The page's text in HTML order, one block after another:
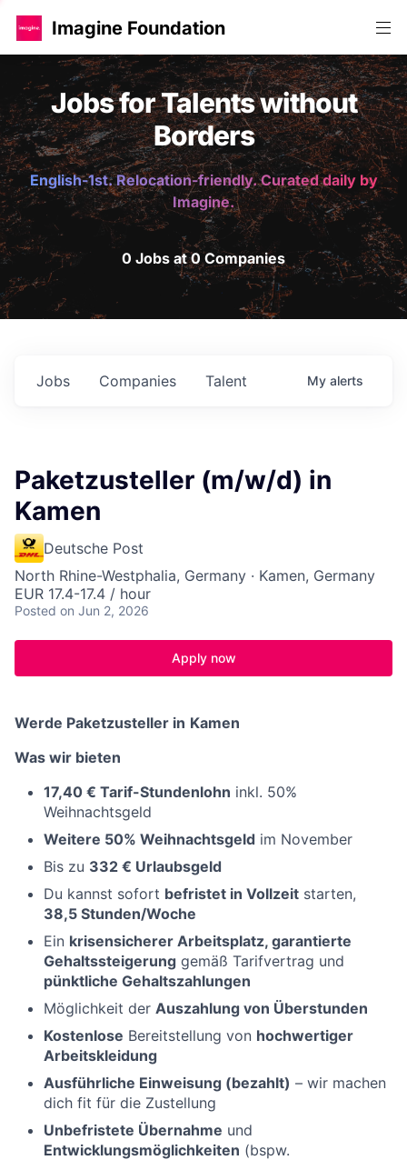
Imagine Foundation
Jobs for Talents without
Borders
English-1st. Relocation-friendly. Curated daily by
Imagine.
0 Jobs at 0 Companies
Jobs Companies Talent My alerts
Paketzusteller (m/w/d) in
Kamen
Deutsche Post
North Rhine-Westphalia, Germany · Kamen, Germany
EUR 17.4-17.4 / hour
Posted on Jun 2, 2026
Apply now
Werde Paketzusteller in Kamen
Was wir bieten
17,40 € Tarif-Stundenlohn inkl. 50%
Weihnachtsgeld
Weitere 50% Weihnachtsgeld im November
Bis zu 332 € Urlaubsgeld
Du kannst sofort befristet in Vollzeit starten,
38,5 Stunden/Woche
Ein krisensicherer Arbeitsplatz, garantierte
Gehaltssteigerung gemäß Tarifvertrag und
pünktliche Gehaltszahlungen
Möglichkeit der Auszahlung von Überstunden
Kostenlose Bereitstellung von hochwertiger
Arbeitskleidung
Ausführliche Einweisung (bezahlt) – wir machen
dich fit für die Zustellung
Unbefristete Übernahme und
Entwicklungsmöglichkeiten (bspw.